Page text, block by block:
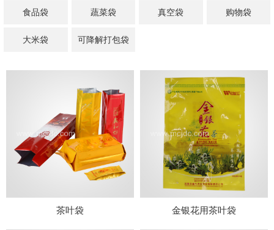
食品袋 蔬菜袋 真空袋 购物袋
大米袋 可降解打包袋
茶叶袋 金银花用茶叶袋